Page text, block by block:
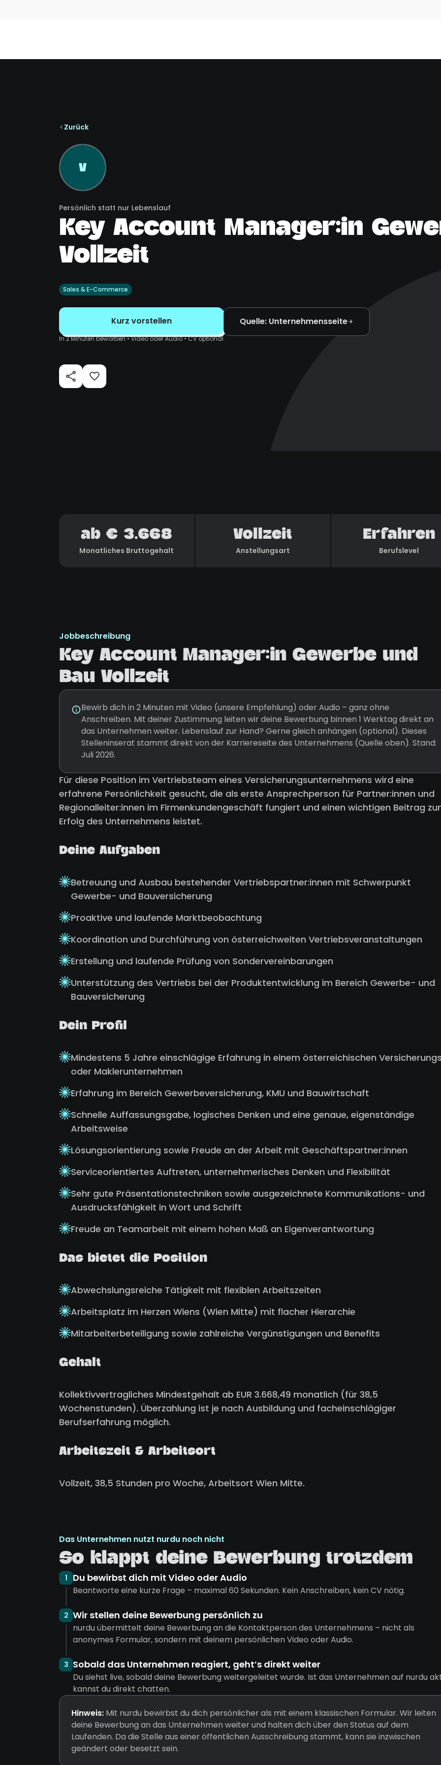
Zurück
V
Persönlich statt nur Lebenslauf
Key Account Manager:in
Vollzeit
Sales & E-Commerce
Kurz vorstellen
In 2 Minuten beworben • Video oder Audio • CV optional
Quelle: Unternehmensseite
ab € 3.668
Monatliches Bruttogehalt
Vollzeit
Anstellungsart
Erfahren
Berufslevel
Jobbeschreibung
Key Account Manager:in Gewerbe und
Bau Vollzeit
Bewirb dich in 2 Minuten mit Video (unsere Empfehlung) oder Audio – ganz ohne
Anschreiben. Mit deiner Zustimmung leiten wir deine Bewerbung binnen 1 Werktag direkt an
das Unternehmen weiter. Lebenslauf zur Hand? Gerne gleich anhängen (optional). Dieses
Stelleninserat stammt direkt von der Karriereseite des Unternehmens (Quelle oben). Stand:
Juli 2026.
Für diese Position im Vertriebsteam eines Versicherungsunternehmens wird eine
erfahrene Persönlichkeit gesucht, die als erste Ansprechperson für Partner:innen und
Regionalleiter:innen im Firmenkundengeschäft fungiert und einen wichtigen Beitrag
Erfolg des Unternehmens leistet.
Deine Aufgaben
Betreuung und Ausbau bestehender Vertriebspartner:innen mit Schwerpunkt
Gewerbe- und Bauversicherung
Proaktive und laufende Marktbeobachtung
Koordination und Durchführung von österreichweiten Vertriebsveranstaltungen
Erstellung und laufende Prüfung von Sondervereinbarungen
Unterstützung des Vertriebs bei der Produktentwicklung im Bereich Gewerbe- und
Bauversicherung
Dein Profil
Mindestens 5 Jahre einschlägige Erfahrung in einem österreichischen
oder Maklerunternehmen
Erfahrung im Bereich Gewerbeversicherung, KMU und Bauwirtschaft
Schnelle Auffassungsgabe, logisches Denken und eine genaue, eigenständige
Arbeitsweise
Lösungsorientierung sowie Freude an der Arbeit mit Geschäftspartner:innen
Serviceorientiertes Auftreten, unternehmerisches Denken und Flexibilität
Sehr gute Präsentationstechniken sowie ausgezeichnete Kommunikations- und
Ausdrucksfähigkeit in Wort und Schrift
Freude an Teamarbeit mit einem hohen Maß an Eigenverantwortung
Das bietet die Position
Abwechslungsreiche Tätigkeit mit flexiblen Arbeitszeiten
Arbeitsplatz im Herzen Wiens (Wien Mitte) mit flacher Hierarchie
Mitarbeiterbeteiligung sowie zahlreiche Vergünstigungen und Benefits
Gehalt
Kollektivvertragliches Mindestgehalt ab EUR 3.668,49 monatlich (für 38,5
Wochenstunden). Überzahlung ist je nach Ausbildung und facheinschlägiger
Berufserfahrung möglich.
Arbeitszeit & Arbeitsort
Vollzeit, 38,5 Stunden pro Woche, Arbeitsort Wien Mitte.
Das Unternehmen nutzt nurdu noch nicht
So klappt deine Bewerbung trotzdem
1 Du bewirbst dich mit Video oder Audio
Beantworte eine kurze Frage – maximal 60 Sekunden. Kein Anschreiben, kein CV nötig.
2 Wir stellen deine Bewerbung persönlich zu
nurdu übermittelt deine Bewerbung an die Kontaktperson des Unternehmens – nicht als
anonymes Formular, sondern mit deinem persönlichen Video oder Audio.
3 Sobald das Unternehmen reagiert, geht’s direkt weiter
Du siehst live, sobald deine Bewerbung weitergeleitet wurde. Ist das Unternehmen auf nurdu
kannst du direkt chatten.
Hinweis: Mit nurdu bewirbst du dich persönlicher als mit einem klassischen Formular. Wir leiten
deine Bewerbung an das Unternehmen weiter und halten dich über den Status auf dem
Laufenden. Da die Stelle aus einer öffentlichen Ausschreibung stammt, kann sie inzwischen
geändert oder besetzt sein.